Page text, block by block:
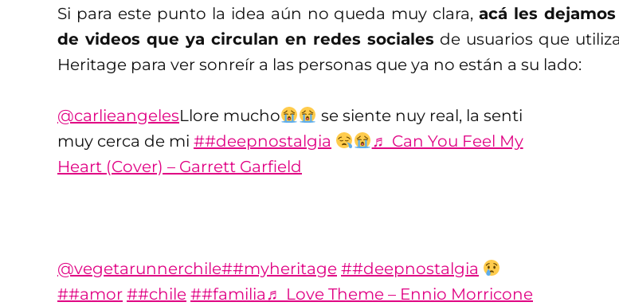
Si para este punto la idea aún no queda muy clara,acá les
de videos que ya circulan en redes sociales de usuarios que
Heritage para ver sonreír a las personas que ya no están a su lado:
@carlieangelesLlore mucho
se siente nuy real, la senti
muy cerca de mi ##deepnostalgia
♬ Can You Feel My
Heart (Cover) – Garrett Garfield
@vegetarunnerchile##myheritage ##deepnostalgia
##amor ##chile ##familia♬ Love Theme – Ennio Morricone